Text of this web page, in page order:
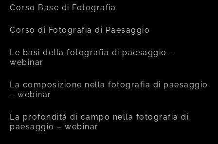
Corso Base di Fotografia
Corso di Fotografia di Paesaggio
Le basi della fotografia di paesaggio –
webinar
La composizione nella fotografia di paesaggio
– webinar
La profondità di campo nella fotografia di
paesaggio – webinar